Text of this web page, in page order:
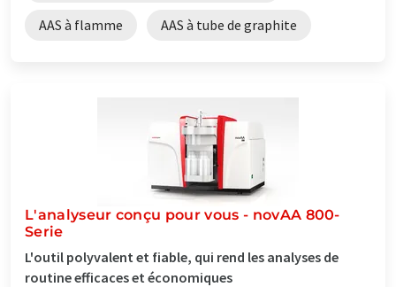
AAS à flamme AAS à tube de graphite
L'analyseur conçu pour vous - novAA 800-
Serie
L'outil polyvalent et fiable, qui rend les analyses de
routine efficaces et économiques